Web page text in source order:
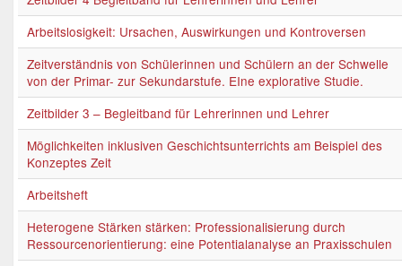
Arbeitslosigkeit: Ursachen, Auswirkungen und Kontroversen
Zeitverständnis von Schülerinnen und Schülern an der Schwelle
von der Primar- zur Sekundarstufe. EIne explorative Studie.
Zeitbilder 3 – Begleitband für Lehrerinnen und Lehrer
Möglichkeiten inklusiven Geschichtsunterrichts am Beispiel des
Konzeptes Zeit
Arbeitsheft
Heterogene Stärken stärken: Professionalisierung durch
Ressourcenorientierung: eine Potentialanalyse an Praxisschulen